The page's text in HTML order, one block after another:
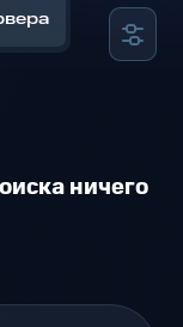
ничего